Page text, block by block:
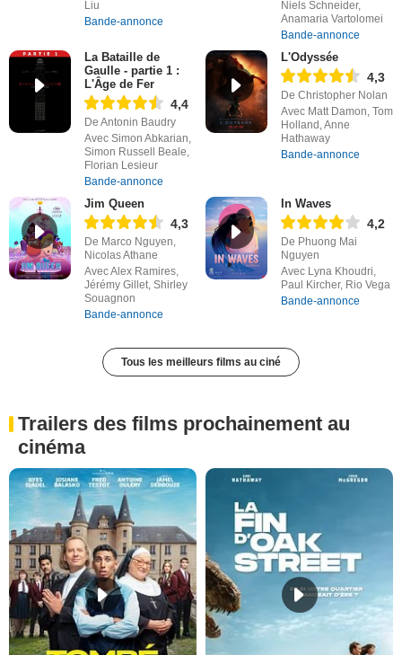
Liu
Bande-annonce
Niels Schneider,
Anamaria Vartolomei
Bande-annonce
La Bataille de
Gaulle - partie 1 :
L'Âge de Fer
4,4
De Antonin Baudry
Avec Simon Abkarian,
Simon Russell Beale,
Florian Lesieur
Bande-annonce
L'Odyssée
4,3
De Christopher Nolan
Avec Matt Damon, Tom
Holland, Anne
Hathaway
Bande-annonce
Jim Queen
4,3
De Marco Nguyen,
Nicolas Athane
Avec Alex Ramires,
Jérémy Gillet, Shirley
Souagnon
Bande-annonce
In Waves
4,2
De Phuong Mai
Nguyen
Avec Lyna Khoudri,
Paul Kircher, Rio Vega
Bande-annonce
Tous les meilleurs films au ciné
Trailers des films prochainement au
cinéma